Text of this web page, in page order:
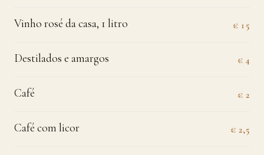
Vinho rosé da casa, 1 litro € 15
Destilados e amargos € 4
Café € 2
Café com licor € 2,5